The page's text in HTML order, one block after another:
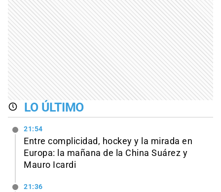
LO ÚLTIMO
21:54
Entre complicidad, hockey y la mirada en
Europa: la mañana de la China Suárez y
Mauro Icardi
21:36